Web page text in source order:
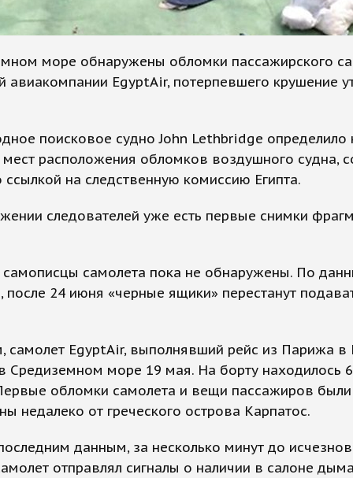
море обнаружены обломки пассажирского
авиакомпании EgyptAir, потерпевшего крушение
поисковое судно John Lethbridge определило
расположения обломков воздушного судна,
ссылкой на следственную комиссию Египта.
следователей уже есть первые снимки
самолета пока не обнаружены. По
после 24 июня «черные ящики» перестанут
самолет EgyptAir, выполнявший рейс из Парижа в
Средиземном море 19 мая. На борту находилось
обломки самолета и вещи пассажиров были
недалеко от греческого острова Карпатос.
данным, за несколько минут до
отправлял сигналы о наличии в салоне